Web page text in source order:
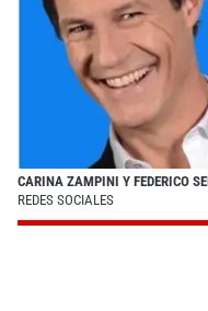
CARINA ZAMPINI Y FEDERICO
REDES SOCIALES